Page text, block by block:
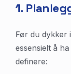
1.
Før du dykker
essensielt å
definere: